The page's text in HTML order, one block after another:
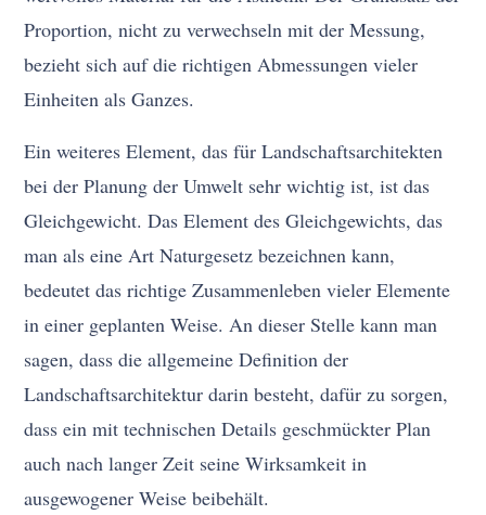
Proportion, nicht zu verwechseln mit der Messung,
bezieht sich auf die richtigen Abmessungen vieler
Einheiten als Ganzes.
Ein weiteres Element, das für Landschaftsarchitekten
bei der Planung der Umwelt sehr wichtig ist, ist das
Gleichgewicht. Das Element des Gleichgewichts, das
man als eine Art Naturgesetz bezeichnen kann,
bedeutet das richtige Zusammenleben vieler Elemente
in einer geplanten Weise. An dieser Stelle kann man
sagen, dass die allgemeine Definition der
Landschaftsarchitektur darin besteht, dafür zu sorgen,
dass ein mit technischen Details geschmückter Plan
auch nach langer Zeit seine Wirksamkeit in
ausgewogener Weise beibehält.